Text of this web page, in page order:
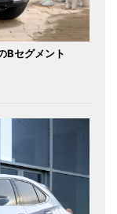
Bセグメント